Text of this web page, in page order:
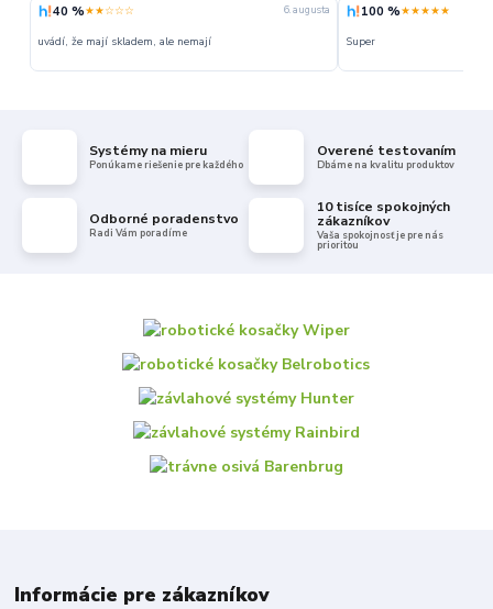
40 %★★☆☆☆ 6. augusta
uvádí, že mají skladem, ale nemají
100 %★★★★★
Super
Systémy na mieru
Ponúkame riešenie pre každého
Overené testovaním
Dbáme na kvalitu produktov
Odborné poradenstvo
Radi Vám poradíme
10 tisíce spokojných
zákazníkov
Vaša spokojnosť je pre nás
prioritou
Informácie pre zákazníkov